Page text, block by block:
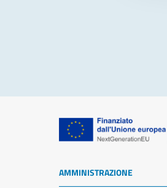
AMMINISTRAZIONE